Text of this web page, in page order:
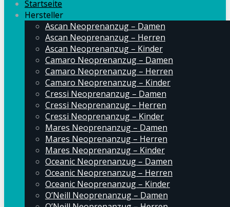
Startseite
Hersteller
Ascan Neoprenanzug – Damen
Ascan Neoprenanzug – Herren
Ascan Neoprenanzug – Kinder
Camaro Neoprenanzug – Damen
Camaro Neoprenanzug – Herren
Camaro Neoprenanzug – Kinder
Cressi Neoprenanzug – Damen
Cressi Neoprenanzug – Herren
Cressi Neoprenanzug – Kinder
Mares Neoprenanzug – Damen
Mares Neoprenanzug – Herren
Mares Neoprenanzug – Kinder
Oceanic Neoprenanzug – Damen
Oceanic Neoprenanzug – Herren
Oceanic Neoprenanzug – Kinder
O’Neill Neoprenanzug – Damen